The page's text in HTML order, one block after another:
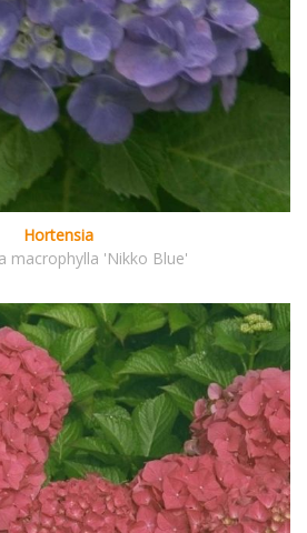
Hortensia
macrophylla 'Nikko Blue'